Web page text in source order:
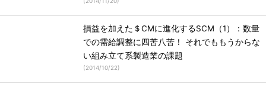
損益を加えた＄CMに進化するSCM（1）：数量
での需給調整に四苦八苦！ それでももうからな
い組み立て系製造業の課題
(2014/10/22)